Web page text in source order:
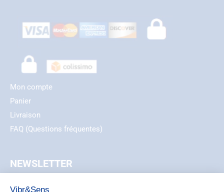
Mon compte
Panier
Livraison
FAQ (Questions fréquentes)
NEWSLETTER
EMAIL